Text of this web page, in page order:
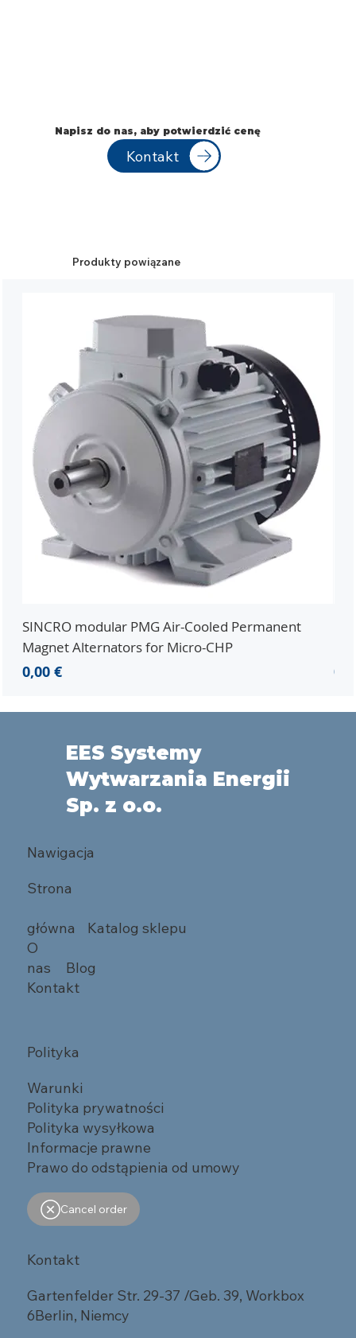
Napisz do nas, aby potwierdzić cenę
Kontakt
Produkty powiązane
SINCRO modular PMG Air-Cooled Permanent
Magnet Alternators for Micro-CHP
Cena
0,00 €
EES Systemy
Wytwarzania Energii
Sp. z o.o.
Nawigacja
Strona
główna
Katalog sklepu
O
nas
Blog
Kontakt
Polityka
Warunki
Polityka prywatności
Polityka wysyłkowa
Informacje prawne
Prawo do odstąpienia od umowy
Cancel order
Kontakt
Gartenfelder Str. 29-37 /Geb. 39, Workbox
6Berlin, Niemcy